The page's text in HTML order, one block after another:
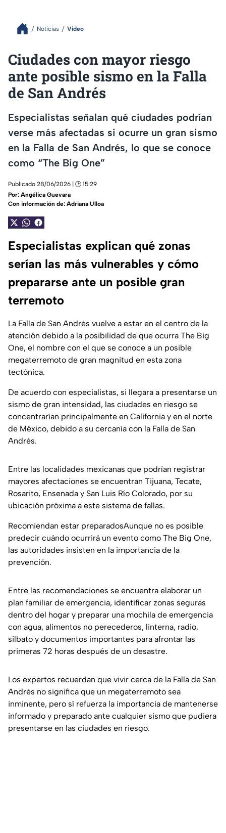
Noticias Video
Ciudades con mayor riesgo
ante posible sismo en la Falla
de San Andrés
Especialistas señalan qué ciudades podrían
verse más afectadas si ocurre un gran sismo
en la Falla de San Andrés, lo que se conoce
como “The Big One”
Publicado 28/06/2026 | 🕑 15:29
Por: Angélica Guevara
Con información de: Adriana Ulloa
Especialistas explican qué zonas
serían las más vulnerables y cómo
prepararse ante un posible gran
terremoto
La Falla de San Andrés vuelve a estar en el centro de la
atención debido a la posibilidad de que ocurra The Big
One, el nombre con el que se conoce a un posible
megaterremoto de gran magnitud en esta zona
tectónica.
De acuerdo con especialistas, si llegara a presentarse un
sismo de gran intensidad, las ciudades en riesgo se
concentrarían principalmente en California y en el norte
de México, debido a su cercanía con la Falla de San
Andrés.
Entre las localidades mexicanas que podrían registrar
mayores afectaciones se encuentran Tijuana, Tecate,
Rosarito, Ensenada y San Luis Río Colorado, por su
ubicación próxima a este sistema de fallas.
Recomiendan estar preparadosAunque no es posible
predecir cuándo ocurrirá un evento como The Big One,
las autoridades insisten en la importancia de la
prevención.
Entre las recomendaciones se encuentra elaborar un
plan familiar de emergencia, identificar zonas seguras
dentro del hogar y preparar una mochila de emergencia
con agua, alimentos no perecederos, linterna, radio,
silbato y documentos importantes para afrontar las
primeras 72 horas después de un desastre.
Los expertos recuerdan que vivir cerca de la Falla de San
Andrés no significa que un megaterremoto sea
inminente, pero sí refuerza la importancia de mantenerse
informado y preparado ante cualquier sismo que pudiera
presentarse en las ciudades en riesgo.